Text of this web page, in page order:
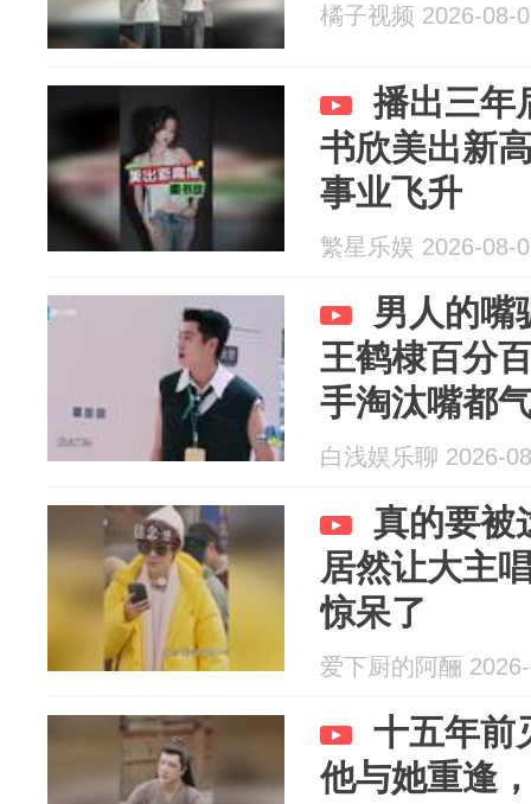
橘子视频 2026-08-
播出三年
书欣美出新
事业飞升
繁星乐娱 2026-08-
男人的嘴
王鹤棣百分
手淘汰嘴都
白浅娱乐聊 2026-
真的要被
居然让大主
惊呆了
爱下厨的阿酾
十五年前
他与她重逢